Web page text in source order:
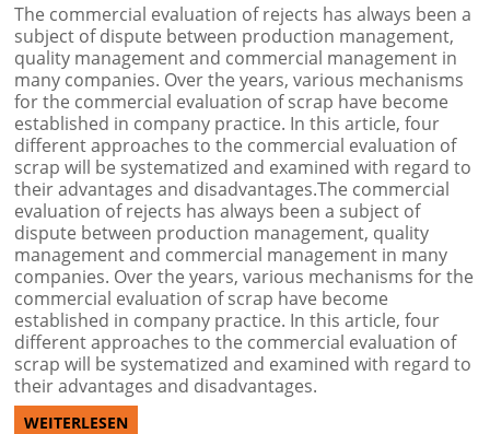
The commercial evaluation of rejects has always been a
subject of dispute between production management,
quality management and commercial management in
many companies. Over the years, various mechanisms
for the commercial evaluation of scrap have become
established in company practice. In this article, four
different approaches to the commercial evaluation of
scrap will be systematized and examined with regard to
their advantages and disadvantages.The commercial
evaluation of rejects has always been a subject of
dispute between production management, quality
management and commercial management in many
companies. Over the years, various mechanisms for the
commercial evaluation of scrap have become
established in company practice. In this article, four
different approaches to the commercial evaluation of
scrap will be systematized and examined with regard to
their advantages and disadvantages.
WEITERLESEN